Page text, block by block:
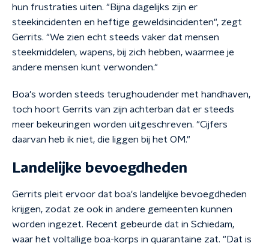
hun frustraties uiten. "Bijna dagelijks zijn er
steekincidenten en heftige geweldsincidenten", zegt
Gerrits. "We zien echt steeds vaker dat mensen
steekmiddelen, wapens, bij zich hebben, waarmee je
andere mensen kunt verwonden."
Boa's worden steeds terughoudender met handhaven,
toch hoort Gerrits van zijn achterban dat er steeds
meer bekeuringen worden uitgeschreven. "Cijfers
daarvan heb ik niet, die liggen bij het OM."
Landelijke bevoegdheden
Gerrits pleit ervoor dat boa's landelijke bevoegdheden
krijgen, zodat ze ook in andere gemeenten kunnen
worden ingezet. Recent gebeurde dat in Schiedam,
waar het voltallige boa-korps in quarantaine zat. "Dat is